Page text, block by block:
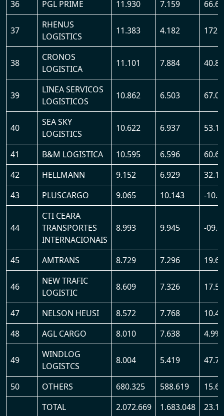
36 PGL PRIME 11.930 7.159
37
RHENUS
LOGISTICS
11.383 4.182
38
CRONOS
LOGISTICA
11.101 7.884
39
LINEA SERVICOS
LOGISTICOS
10.862 6.503
40
SEA SKY
LOGISTICS
10.622 6.937
41 B&M LOGISTICA 10.595 6.596
42
HELLMANN 9.152 6.929
43
PLUSCARGO 9.065 10.143 -
44
CTI CEARA
TRANSPORTES
INTERNACIONAIS
8.993 9.945 -
45 AMTRANS 8.729 7.296
46
NEW TRAFIC
LOGISTIC
8.609 7.326
47 NELSON HEUSI 8.572 7.768
48
AGL CARGO 8.010 7.638 4.9%
49
WINDLOG
LOGISTCS
8.004 5.419
50 OTHERS 680.325 588.619
TOTAL
2.072.669 1.683.048